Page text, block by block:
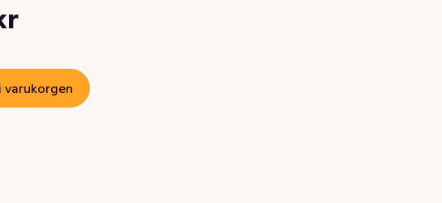
129,00 kr
kr /l
varukorgen